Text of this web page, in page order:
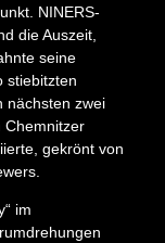
NINERS-
die Auszeit,
seine
stiebitzten
nächsten zwei
Chemnitzer
gekrönt von
im